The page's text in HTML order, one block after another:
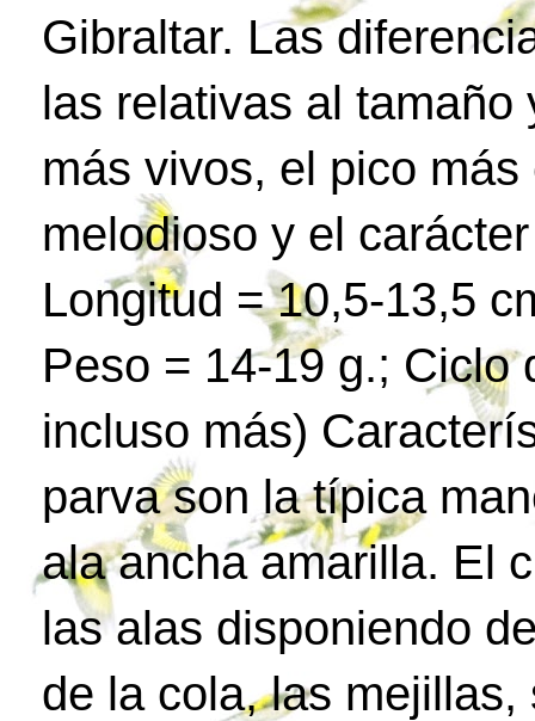
Gibraltar. Las
las relativas al
más vivos, el pico
melodioso y el
Longitud = 10,5-13,5
Peso = 14-19 g.; Ciclo
incluso más)
parva son la típica
ala ancha amarilla. El
las alas disponiendo
de la cola, las